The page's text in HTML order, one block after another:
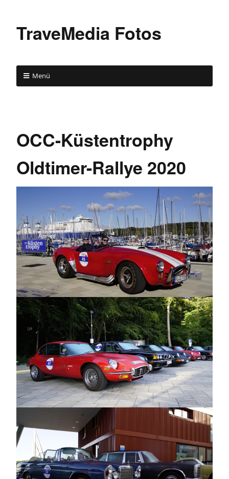
TraveMedia Fotos
Menü
OCC-Küstentrophy
Oldtimer-Rallye 2020